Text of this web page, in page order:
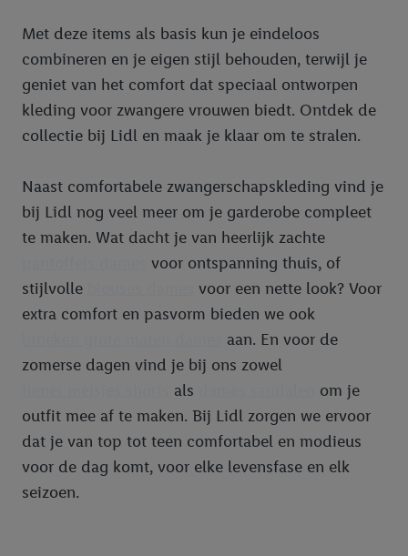
Met deze items als basis kun je eindeloos
combineren en je eigen stijl behouden, terwijl je
geniet van het comfort dat speciaal ontworpen
kleding voor zwangere vrouwen biedt. Ontdek de
collectie bij Lidl en maak je klaar om te stralen.
Naast comfortabele zwangerschapskleding vind je
bij Lidl nog veel meer om je garderobe compleet
te maken. Wat dacht je van heerlijk zachte
voor ontspanning thuis, of
stijlvolle
voor een nette look? Voor
extra comfort en pasvorm bieden we ook
aan. En voor de
zomerse dagen vind je bij ons zowel
als
om je
outfit mee af te maken. Bij Lidl zorgen we ervoor
dat je van top tot teen comfortabel en modieus
voor de dag komt, voor elke levensfase en elk
seizoen.